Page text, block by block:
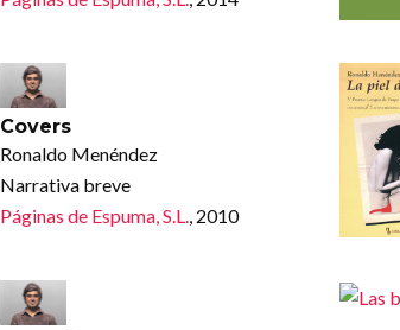
Covers
Ronaldo Menéndez
Narrativa breve
Páginas de Espuma, S.L.
, 2010